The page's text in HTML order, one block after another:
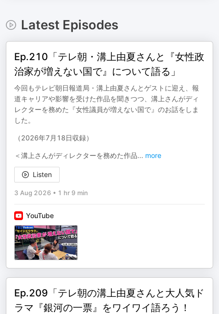
Latest Episodes
Ep.210「テレ朝・溝上由夏さんと『女性政
治家が増えない国で』について語る」
今回もテレビ朝日報道局・溝上由夏さんとゲストに迎え、報
道キャリアや影響を受けた作品を聞きつつ、溝上さんがディ
レクターを務めた『女性議員が増えない国で』のお話をしま
した。
（2026年7月18日収録）
＜溝上さんがディレクターを務めた作品... more
Listen
3 Aug 2026 • 1 hr 9 min
YouTube
Ep.209「テレ朝の溝上由夏さんと大人気ド
ラマ『銀河の一票』をワイワイ語ろう！